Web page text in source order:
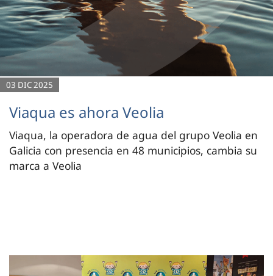
03 DIC 2025
Viaqua es ahora Veolia
Viaqua, la operadora de agua del grupo Veolia en
Galicia con presencia en 48 municipios, cambia su
marca a Veolia